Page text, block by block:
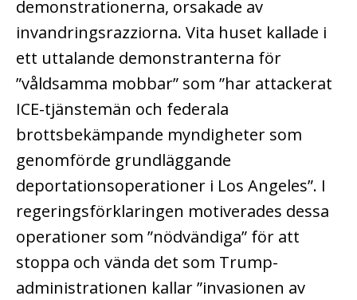
demonstrationerna, orsakade av
invandringsrazziorna. Vita huset kallade i
ett uttalande demonstranterna för
”våldsamma mobbar” som ”har attackerat
ICE-tjänstemän och federala
brottsbekämpande myndigheter som
genomförde grundläggande
deportationsoperationer i Los Angeles”. I
regeringsförklaringen motiverades dessa
operationer som ”nödvändiga” för att
stoppa och vända det som Trump-
administrationen kallar ”invasionen av